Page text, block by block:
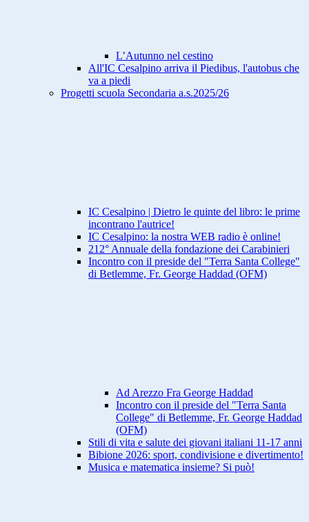
L’Autunno nel cestino
All'IC Cesalpino arriva il Piedibus, l'autobus che
va a piedi
Progetti scuola Secondaria a.s.2025/26
IC Cesalpino | Dietro le quinte del libro: le prime
incontrano l'autrice!
IC Cesalpino: la nostra WEB radio è online!
212° Annuale della fondazione dei Carabinieri
Incontro con il preside del "Terra Santa College"
di Betlemme, Fr. George Haddad (OFM)
Ad Arezzo Fra George Haddad
Incontro con il preside del "Terra Santa
College" di Betlemme, Fr. George Haddad
(OFM)
Stili di vita e salute dei giovani italiani 11-17 anni
Bibione 2026: sport, condivisione e divertimento!
Musica e matematica insieme? Si può!